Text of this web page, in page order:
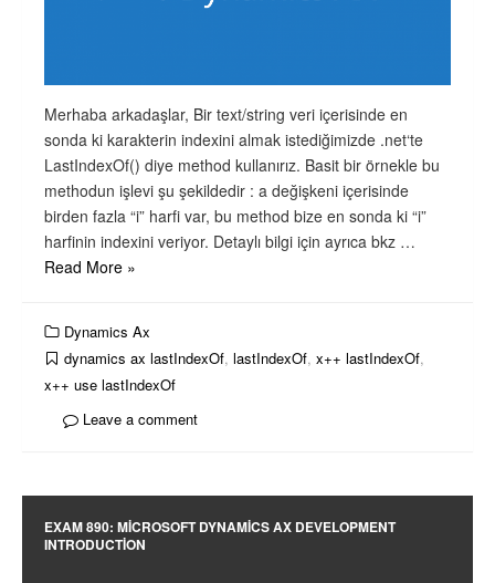
Merhaba arkadaşlar, Bir text/string veri içerisinde en
sonda ki karakterin indexini almak istediğimizde .net‘te
LastIndexOf() diye method kullanırız. Basit bir örnekle bu
methodun işlevi şu şekildedir : a değişkeni içerisinde
birden fazla “i” harfi var, bu method bize en sonda ki “i”
harfinin indexini veriyor. Detaylı bilgi için ayrıca bkz …
Read More »
Dynamics Ax
dynamics ax lastIndexOf, lastIndexOf, x++ lastIndexOf,
x++ use lastIndexOf
Leave a comment
EXAM 890: MICROSOFT DYNAMICS AX DEVELOPMENT
INTRODUCTION